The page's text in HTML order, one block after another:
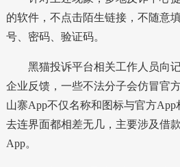
的软件，不点击陌生链接，不随意
号、密码、验证码。
黑猫投诉平台相关工作人员向记
企业反馈，一些不法分子会仿冒官
山寨App不仅名称和图标与官方
去连界面都相差无几，主要涉及借
App。